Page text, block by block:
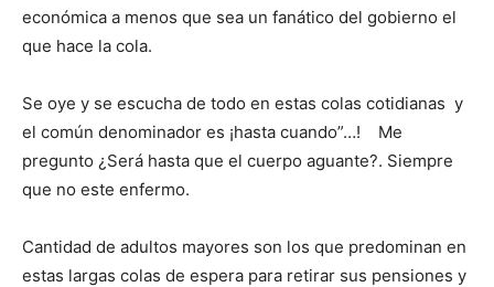
económica a menos que sea un fanático del gobierno el
que hace la cola.
Se oye y se escucha de todo en estas colas cotidianas y
el común denominador es ¡hasta cuando”…! Me
pregunto ¿Será hasta que el cuerpo aguante?. Siempre
que no este enfermo.
Cantidad de adultos mayores son los que predominan en
estas largas colas de espera para retirar sus pensiones y